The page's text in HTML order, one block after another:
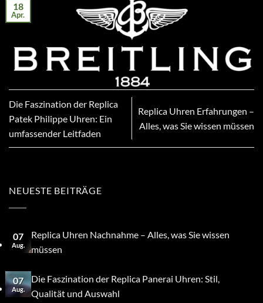
18
Apr.
Die Faszination der Replica
Patek Philippe Uhren: Ein
umfassender Leitfaden
Replica Uhren Erfahrungen –
Alles, was Sie wissen müssen
NEUESTE BEITRÄGE
07
Aug.
Replica Uhren Nachnahme – Alles, was Sie wissen
müssen
07
Aug.
Die Faszination der Replica Panerai Uhren: Stil,
Qualität und Auswahl